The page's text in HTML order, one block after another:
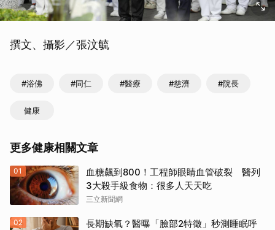
撰文、攝影／張汶毓
#浴佛 #同仁 #醫療 #慈濟 #院長
健康
更多健康相關文章
01
血糖飆到800！工程師眼睛血管破裂 醫列
3大殺手級食物：很多人天天吃
三立新聞網
02 長期缺氧？醫曝「臉部2特徵」秒測睡眠呼